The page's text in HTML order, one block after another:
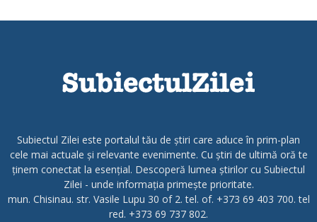
Subiectul Zilei este portalul tău de știri care aduce în prim-plan
cele mai actuale și relevante evenimente. Cu știri de ultimă oră te
ținem conectat la esențial. Descoperă lumea știrilor cu Subiectul
Zilei - unde informația primește prioritate.
mun. Chisinau. str. Vasile Lupu 30 of 2. tel. of. +373 69 403 700. tel
red. +373 69 737 802.